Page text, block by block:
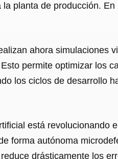
planta de producción. En
ahora simulaciones
permite optimizar los
los ciclos de desarrollo
está revolucionando
forma autónoma
drásticamente los